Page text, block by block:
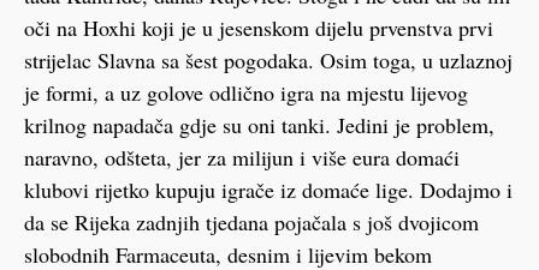
oči na Hoxhi koji je u jesenskom dijelu prvenstva prvi
strijelac Slavna sa šest pogodaka. Osim toga, u uzlaznoj
je formi, a uz golove odlično igra na mjestu lijevog
krilnog napadača gdje su oni tanki. Jedini je problem,
naravno, odšteta, jer za milijun i više eura domaći
klubovi rijetko kupuju igrače iz domaće lige. Dodajmo i
da se Rijeka zadnjih tjedana pojačala s još dvojicom
slobodnih Farmaceuta, desnim i lijevim bekom